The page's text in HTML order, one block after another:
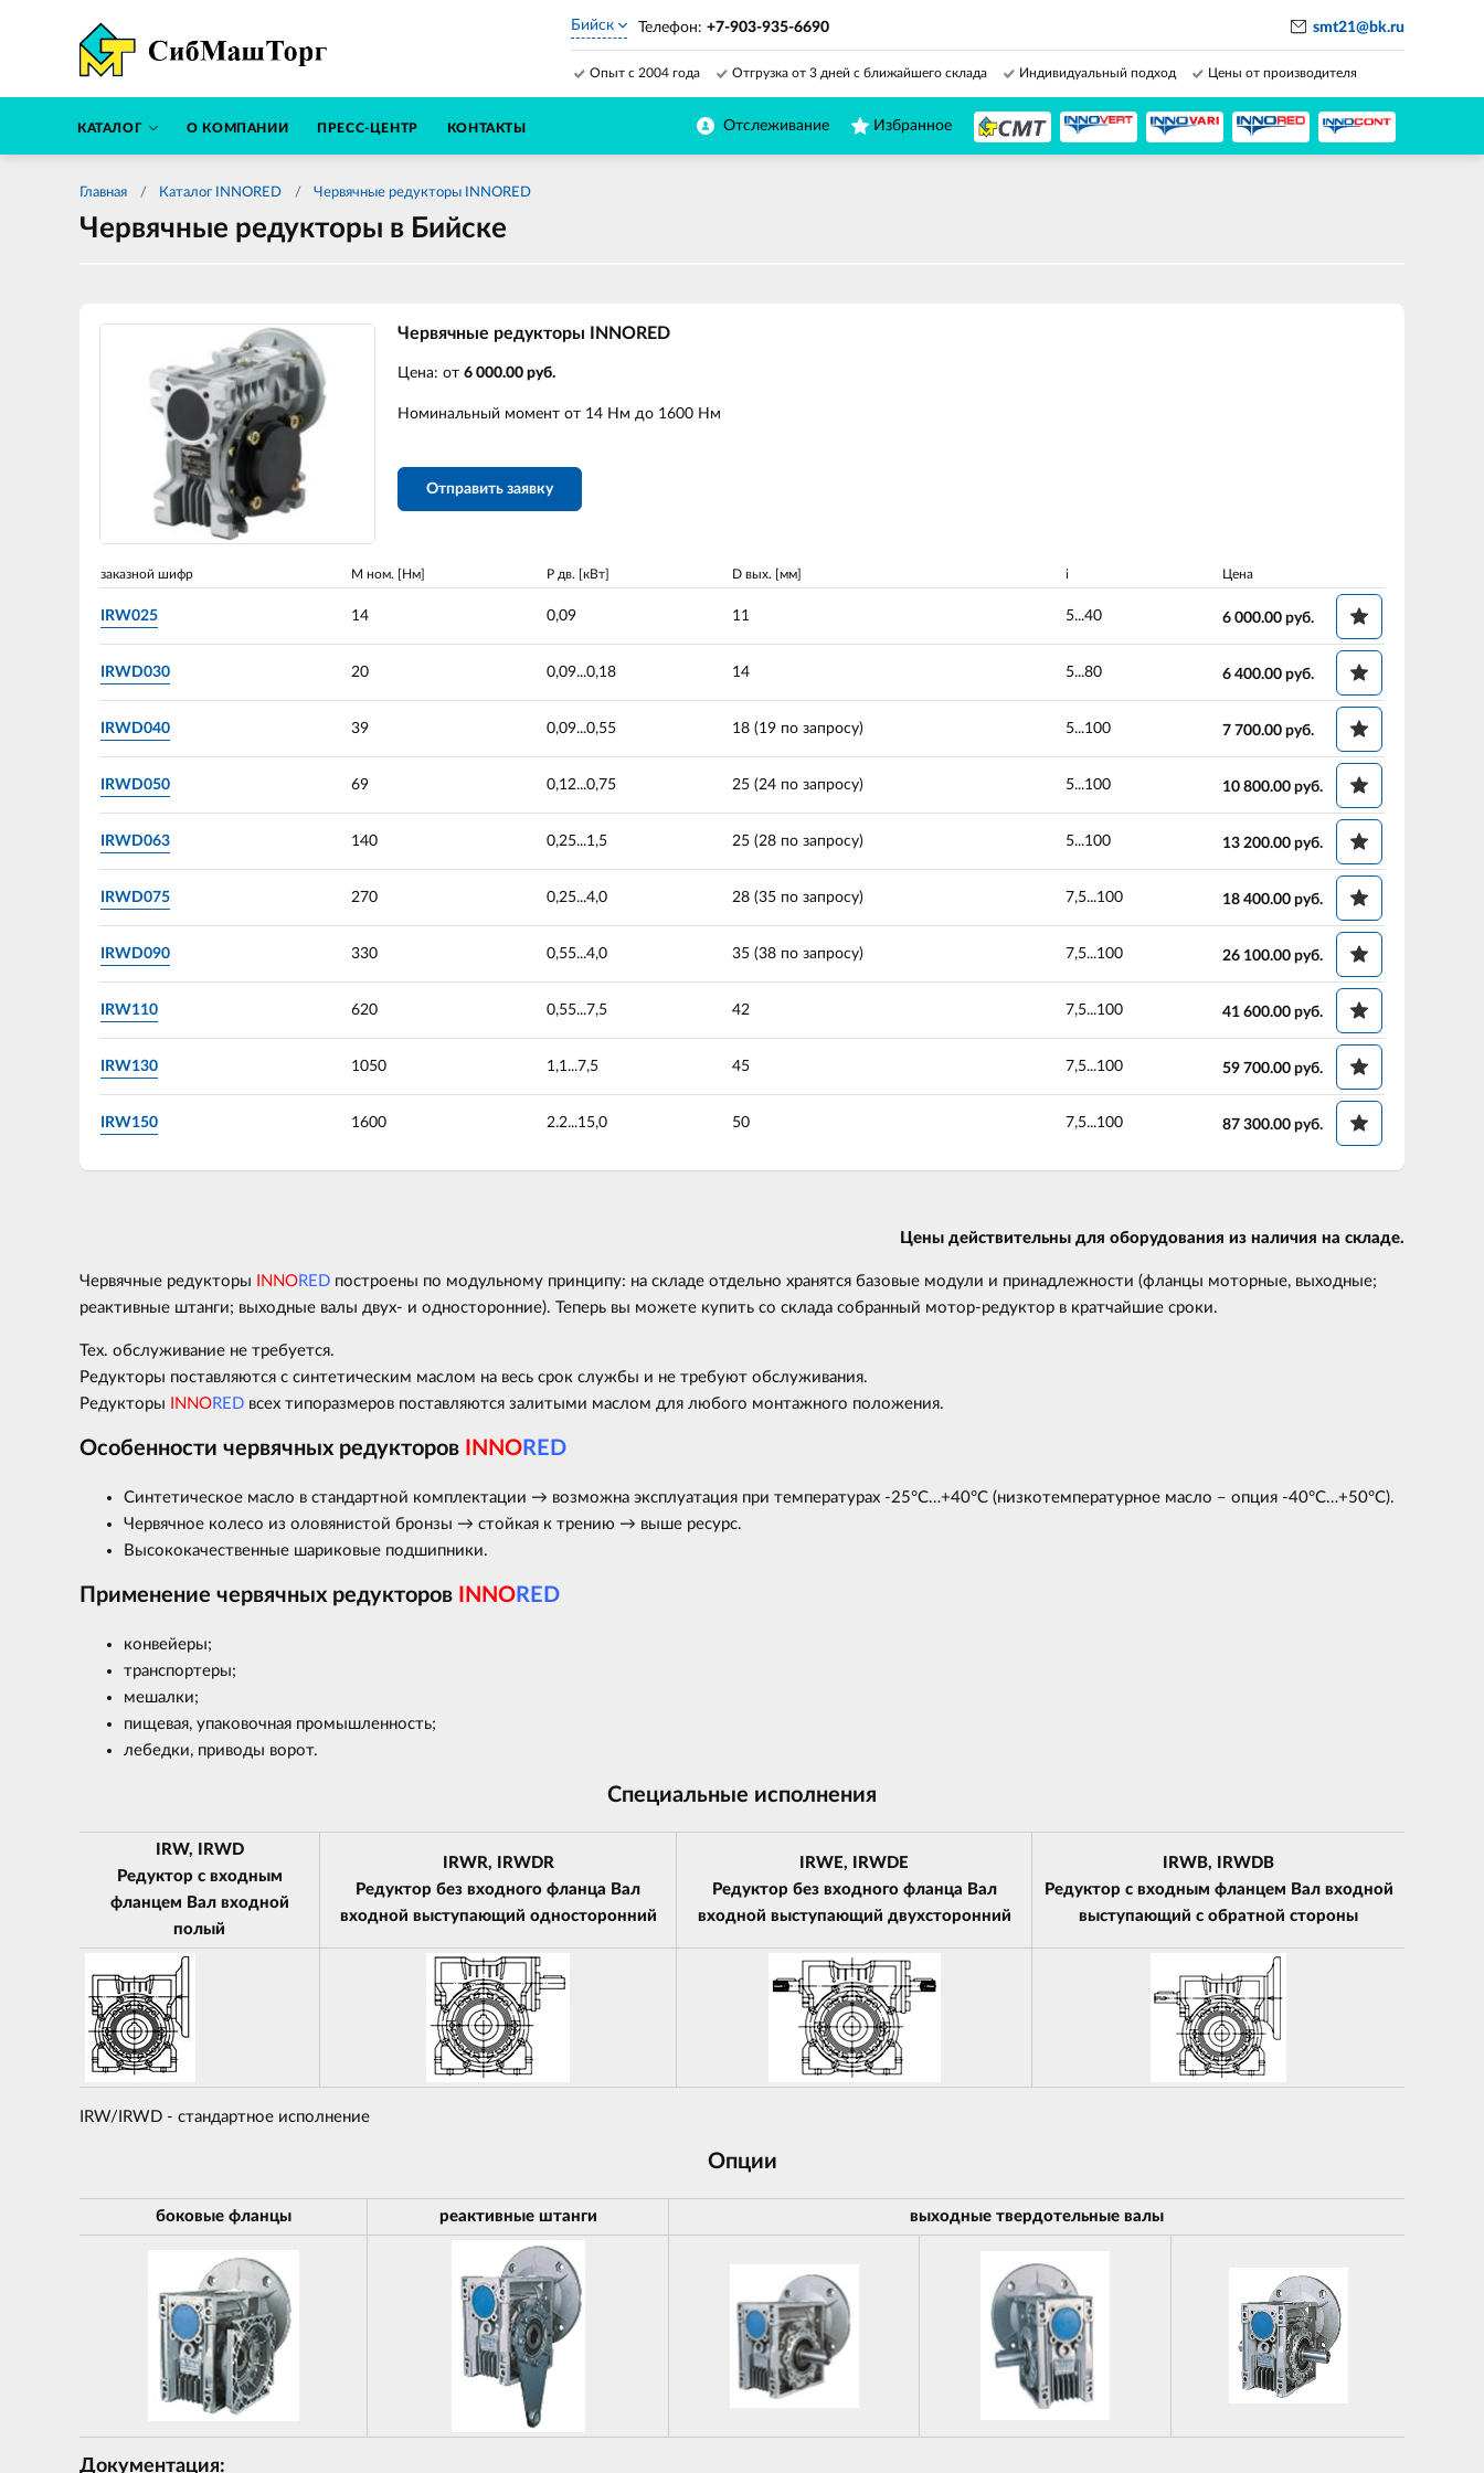
Бийск Телефон: +7-903-935-6690
Отслеживание Избранное
Опыт с 2004 года Отгрузка от 3 дней с ближайшего склада Индивидуальный подход Цены от производителя
КАТАЛОГ О КОМПАНИИ ПРЕСС-ЦЕНТР КОНТАКТЫ
smt21@bk.ru
Главная Каталог INNORED Червячные редукторы INNORED
Червячные редукторы в Бийске
Червячные редукторы INNORED
Цена: от 6 000.00 руб.
Номинальный момент от 14 Нм до 1600 Нм
Отправить заявку
заказной шифр М ном. [Нм] P дв. [кВт] D вых. [мм] i Цена
IRW025 14 0,09 11 5...40 6 000.00 руб.
IRWD030 20 0,09...0,18 14 5...80 6 400.00 руб.
IRWD040 39 0,09...0,55 18 (19 по запросу) 5...100 7 700.00 руб.
IRWD050 69 0,12...0,75 25 (24 по запросу) 5...100 10 800.00 руб.
IRWD063 140 0,25...1,5 25 (28 по запросу) 5...100 13 200.00 руб.
IRWD075 270 0,25...4,0 28 (35 по запросу) 7,5...100 18 400.00 руб.
IRWD090 330 0,55...4,0 35 (38 по запросу) 7,5...100 26 100.00 руб.
IRW110 620 0,55...7,5 42 7,5...100 41 600.00 руб.
IRW130 1050 1,1...7,5 45 7,5...100 59 700.00 руб.
IRW150 1600 2.2...15,0 50 7,5...100 87 300.00 руб.
Цены действительны для оборудования из наличия на складе.
Червячные редукторы INNO RED построены по модульному принципу: на складе отдельно хранятся базовые модули и принадлежности (фланцы моторные, выходные;
реактивные штанги; выходные валы двух- и односторонние). Теперь вы можете купить со склада собранный мотор-редуктор в кратчайшие сроки.
Тех. обслуживание не требуется.
Редукторы поставляются с синтетическим маслом на весь срок службы и не требуют обслуживания.
Редукторы
INNO RED всех типоразмеров поставляются залитыми маслом для любого монтажного положения.
Особенности червячных редукторов INNO RED
Синтетическое масло в стандартной комплектации → возможна эксплуатация при температурах -25°С…+40°С (низкотемпературное масло – опция -40°С…+50°С).
Червячное колесо из оловянистой бронзы → стойкая к трению → выше ресурс.
Высококачественные шариковые подшипники.
Применение червячных редукторов INNO RED
конвейеры;
транспортеры;
мешалки;
пищевая, упаковочная промышленность;
лебедки, приводы ворот.
Специальные исполнения
IRW, IRWD
Редуктор с входным
фланцем Вал входной
полый
IRWR, IRWDR
Редуктор без входного фланца Вал
входной выступающий односторонний
IRWE, IRWDE
Редуктор без входного фланца Вал
входной выступающий двухсторонний
IRWB, IRWDB
Редуктор с входным фланцем Вал входной
выступающий с обратной стороны
IRW/IRWD - стандартное исполнение
Опции
боковые фланцы реактивные штанги выходные твердотельные валы
Документация: